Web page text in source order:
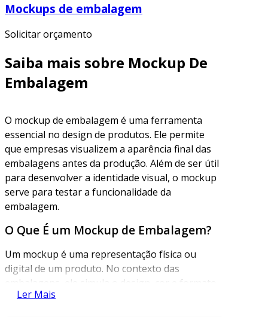
Mockups de embalagem
Solicitar orçamento
Saiba mais sobre Mockup De
Embalagem
O mockup de embalagem é uma ferramenta
essencial no design de produtos. Ele permite
que empresas visualizem a aparência final das
embalagens antes da produção. Além de ser útil
para desenvolver a identidade visual, o mockup
serve para testar a funcionalidade da
embalagem.
O Que É um Mockup de Embalagem?
Um mockup é uma representação física ou
digital de um produto. No contexto das
embalagens, ele simula o design, cor e formato
da embalagem. Isso ajuda stakeholders a
Ler Mais